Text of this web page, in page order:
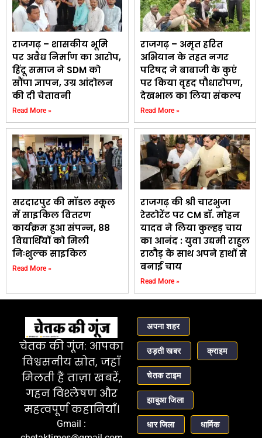
राजगढ़ – शासकीय भूमि
पर अवैध निर्माण का आरोप,
हिंदू समाज ने SDM को
सौंपा ज्ञापन, उग्र आंदोलन
की दी चेतावनी
Read More »
राजगढ़ – अमृत हरित
अभियान के तहत नगर
परिषद ने बाबाजी के कुएं
पर किया वृहद पौधारोपण,
देखभाल का लिया संकल्प
Read More »
सरदारपुर की मॉडल स्कूल
में साइकिल वितरण
कार्यक्रम हुआ संपन्न, 88
विद्यार्थियों को मिली
निःशुल्क साइकिल
Read More »
राजगढ़ की श्री चारभुजा
रेस्टोरेंट पर CM डॉ. मोहन
यादव ने लिया कुल्हड़ चाय
का आनंद : युवा उद्यमी राहुल
राठौड़ के साथ अपने हाथों से
बनाई चाय
Read More »
चेतक की गूंज: आपका
विश्वसनीय स्रोत, जहाँ
मिलती हैं ताज़ा खबरें,
गहन विश्लेषण और
महत्वपूर्ण कहानियाँ।
Gmail :
अपना शहर
उड़ती खबर क्राइम
चेतक टाइम
झाबुआ जिला
धार जिला धार्मिक